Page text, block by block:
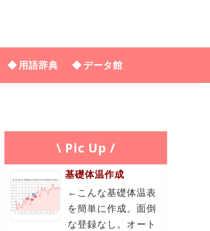
用語辞典 データ館
\ Pic Up /
基礎体温作成
←こんな基礎体温表
を簡単に作成。面倒
な登録なし。オート